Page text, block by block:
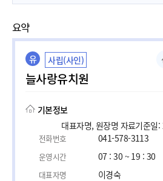
요약
유 사립(사인)
늘사랑유치원
기본정보
대표자명, 원장명 자료기준일
전화번호 041-578-3113
운영시간 07 : 30 ~ 19 : 30
대표자명 이경숙